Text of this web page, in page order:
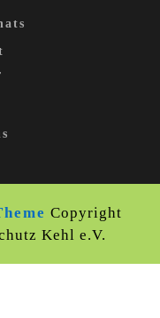
Copyright
Kehl e.V.